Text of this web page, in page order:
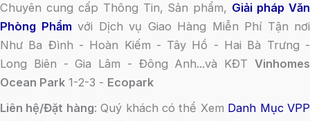
Chuyên cung cấp Thông Tin, Sản phẩm, Giải pháp Văn
Phòng Phẩm với Dịch vụ Giao Hàng Miễn Phí Tận nơi
Như Ba Đình - Hoàn Kiếm - Tây Hồ - Hai Bà Trưng -
Long Biên - Gia Lâm - Đông Anh...và KĐT Vinhomes
Ocean Park 1-2-3 - Ecopark
Liên hệ/Đặt hàng: Quý khách có thể Xem Danh Mục VPP